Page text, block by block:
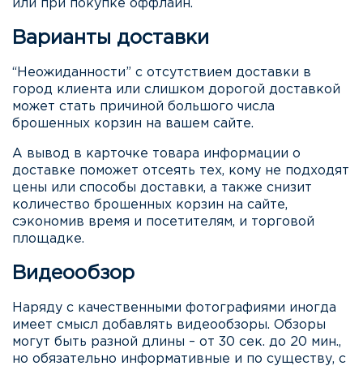
или при покупке оффлайн.
Варианты доставки
“Неожиданности” с отсутствием доставки в
город клиента или слишком дорогой доставкой
может стать причиной большого числа
брошенных корзин на вашем сайте.
А вывод в карточке товара информации о
доставке поможет отсеять тех, кому не подходят
цены или способы доставки, а также снизит
количество брошенных корзин на сайте,
сэкономив время и посетителям, и торговой
площадке.
Видеообзор
Наряду с качественными фотографиями иногда
имеет смысл добавлять видеообзоры. Обзоры
могут быть разной длины – от 30 сек. до 20 мин.,
но обязательно информативные и по существу, с